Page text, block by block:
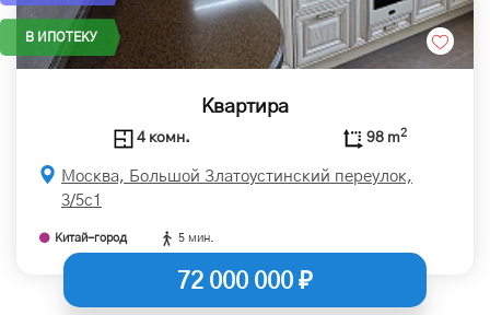
В ИПОТЕКУ
Квартира
4 комн. 98 m2
Москва, Большой Златоустинский переулок,
3/5с1
Китай-город 5 мин.
72 000 000 ₽